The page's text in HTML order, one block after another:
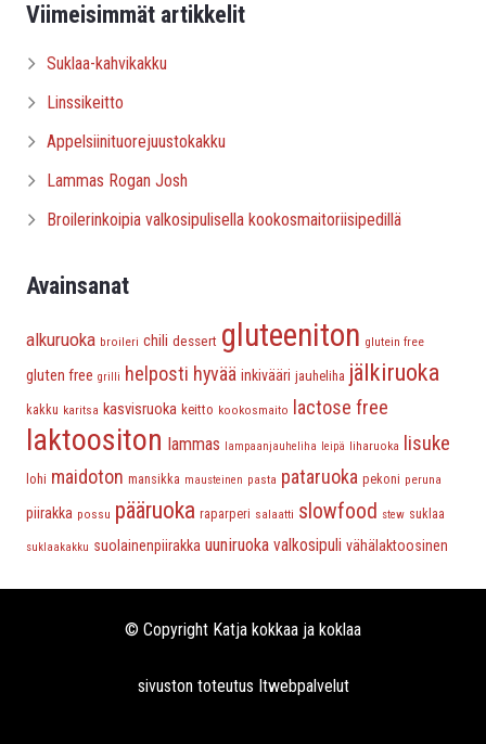
Viimeisimmät artikkelit
Suklaa-kahvikakku
Linssikeitto
Appelsiinituorejuustokakku
Lammas Rogan Josh
Broilerinkoipia valkosipulisella kookosmaitoriisipedillä
Avainsanat
alkuruoka broileri chili dessert gluteeniton glutein free
gluten free grilli helposti hyvää inkivääri jauheliha jälkiruoka
kakku karitsa kasvisruoka keitto kookosmaito lactose free
laktoositon lammas lampaanjauheliha leipä liharuoka lisuke
lohi maidoton mansikka mausteinen pasta pataruoka pekoni peruna
piirakka possu pääruoka raparperi salaatti slowfood stew suklaa
suklaakakku suolainenpiirakka uuniruoka valkosipuli vähälaktoosinen
© Copyright Katja kokkaa ja koklaa
sivuston toteutus Itwebpalvelut